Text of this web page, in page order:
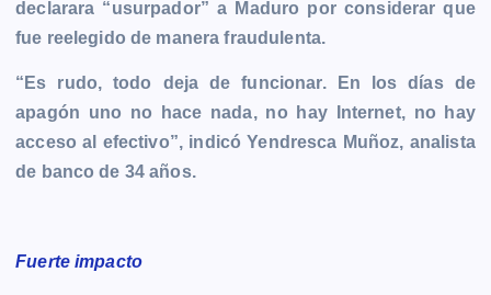
declarara “usurpador” a Maduro por considerar que
fue reelegido de manera fraudulenta.
“Es rudo, todo deja de funcionar. En los días de
apagón uno no hace nada, no hay Internet, no hay
acceso al efectivo”, indicó Yendresca Muñoz, analista
de banco de 34 años.
Fuerte impacto